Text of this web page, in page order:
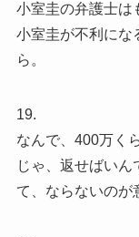
小室圭の弁護士は
小室圭が不利にな
ら。
19.
なんで、400万く
じゃ、返せばいん
て、ならないのが